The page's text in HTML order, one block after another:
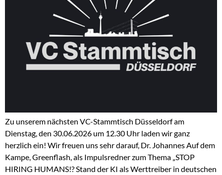
Zu unserem nächsten VC-Stammtisch Düsseldorf am
Dienstag, den 30.06.2026 um 12.30 Uhr laden wir ganz
herzlich ein! Wir freuen uns sehr darauf, Dr. Johannes Auf dem
Kampe, Greenflash, als Impulsredner zum Thema „STOP
HIRING HUMANS!? Stand der KI als Werttreiber in deutschen